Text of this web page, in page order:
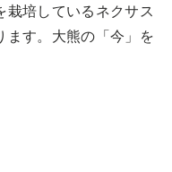
栽培しているネクサス
ます。大熊の「今」を